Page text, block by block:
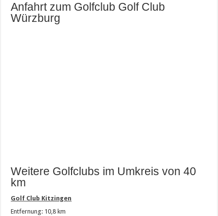
Anfahrt zum Golfclub Golf Club
Würzburg
Weitere Golfclubs im Umkreis von 40
km
Golf Club Kitzingen
Entfernung: 10,8 km